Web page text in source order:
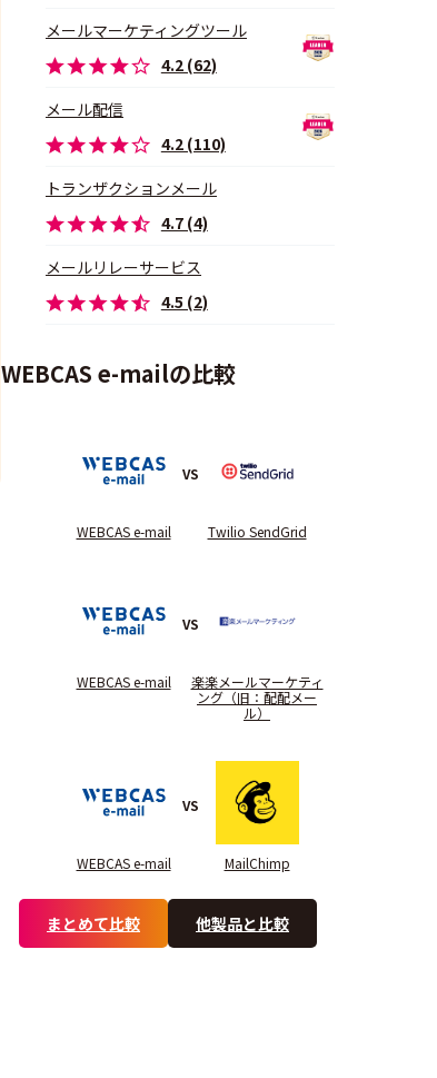
メールマーケティングツール
4.2 (62)
メール配信
4.2 (110)
トランザクションメール
4.7 (4)
メールリレーサービス
4.5 (2)
WEBCAS e-mailの比較
WEBCAS e-mail
VS
Twilio SendGrid
WEBCAS e-mail
VS
楽楽メールマーケティ
ング（旧：配配メー
ル）
WEBCAS e-mail
VS
MailChimp
まとめて比較 他製品と比較